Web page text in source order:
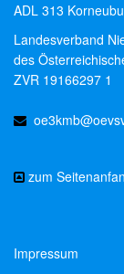
ADL 313
Landesverband
des
ZVR 19166297 1
zum
Impressum